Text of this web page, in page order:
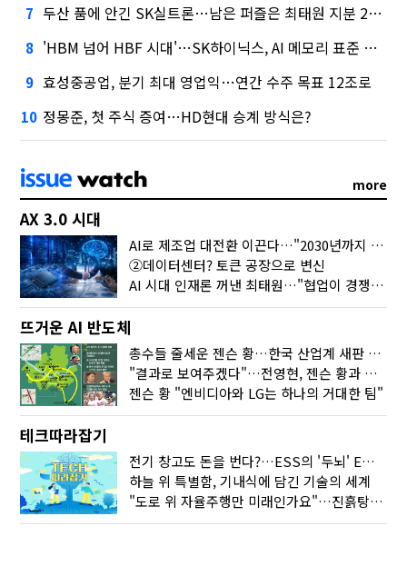
7 두산 품에 안긴 SK실트론…남은 퍼즐은 최태원 지분 29.4%
8 'HBM 넘어 HBF 시대'…SK하이닉스, AI 메모리 표준 선점 나섰다
9 효성중공업, 분기 최대 영업익…연간 수주 목표 12조로
10 정몽준, 첫 주식 증여…HD현대 승계 방식은?
more
AX 3.0 시대
AI로 제조업 대전환 이끈다…"2030년까지 민관합동 20조 투자"
②데이터센터? 토큰 공장으로 변신
AI 시대 인재론 꺼낸 최태원…"협업이 경쟁력"
뜨거운 AI 반도체
총수들 줄세운 젠슨 황…한국 산업계 새판 짰다
"결과로 보여주겠다"…전영현, 젠슨 황과 HBM5 논의
젠슨 황 "엔비디아와 LG는 하나의 거대한 팀"
테크따라잡기
전기 창고도 돈을 번다?…ESS의 '두뇌' EMO가 뭐길래
하늘 위 특별함, 기내식에 담긴 기술의 세계
"도로 위 자율주행만 미래인가요"…진흙탕서 길 내는 HD현대 AI 기술